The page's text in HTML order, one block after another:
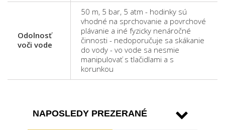
Odolnosť
voči vode
50 m, 5 bar, 5 atm - hodinky sú
vhodné na sprchovanie a povrchové
plávanie a iné fyzicky nenáročné
činnosti - nedoporučuje sa skákanie
do vody - vo vode sa nesmie
manipulovať s tlačidlami a s
korunkou
NAPOSLEDY PREZERANÉ